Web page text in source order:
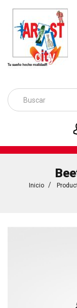
Inicio